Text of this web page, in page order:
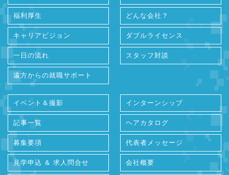
福利厚生 どんな会社？
キャリアビジョン ダブルライセンス
一日の流れ スタッフ対談
遠方からの就職サポート
イベント＆撮影 インターンシップ
記事一覧 ヘアカタログ
募集要項 代表者メッセージ
見学申込 ＆ 求人問合せ 会社概要